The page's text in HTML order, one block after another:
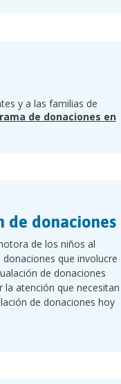
y a las familias de
de donaciones en
de donaciones
de los niños al
que involucre
de donaciones
la atención que necesitan
de donaciones hoy